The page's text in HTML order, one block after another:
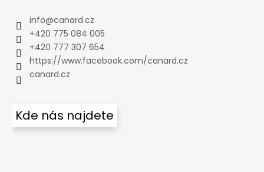
info@canard.cz
+420 775 084 005
+420 777 307 654
https://www.facebook.com/canard.cz
canard.cz
Kde nás najdete